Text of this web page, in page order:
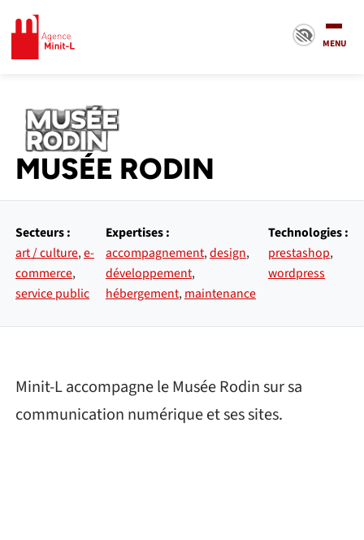
Minit-L
MENU
MUSÉE RODIN
Secteurs :
art / culture,e-
commerce,
service public
Expertises :
accompagnement,design,
développement,
hébergement, maintenance
Technologies :
prestashop,
wordpress
Minit-L accompagne le Musée Rodin sur sa
communication numérique et ses sites.